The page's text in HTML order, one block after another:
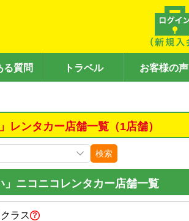
る質問 トラベル お客様の声
レンタカー店舗一覧（1店舗）
検索
ニコニコレンタカー店舗一覧
ラス